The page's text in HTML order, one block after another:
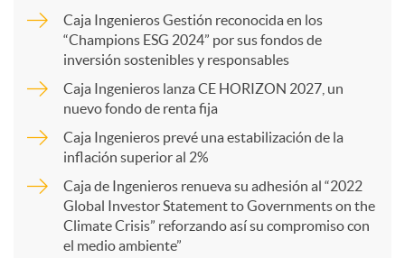
r
Caja Ingenieros Gestión reconocida en los
“Champions ESG 2024” por sus fondos de
inversión sostenibles y responsables
Caja Ingenieros lanza CE HORIZON 2027, un
nuevo fondo de renta fija
Caja Ingenieros prevé una estabilización de la
inflación superior al 2%
Caja de Ingenieros renueva su adhesión al “2022
Global Investor Statement to Governments on the
Climate Crisis” reforzando así su compromiso con
el medio ambiente”